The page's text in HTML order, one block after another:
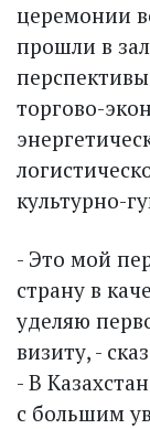
церемонии
прошли в
торгово-
культурно-
- Это мой
страну в
уделяю
визиту, -
- В
с большим